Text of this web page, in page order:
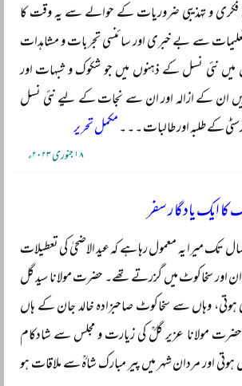
و تہذیبی ضروریات کے حوالے سے یہ وقت کا
سے بے خبری اور سائنسی تجربات و مشاہدات
نئی نسل کے ذہنوں میں جو شکوک و شبہات اور
ان کے ازالہ اور ان سے نجات کے لیے نئی نسل
کے طلبہ اور طالبات ۔ ۔ ۔ مکمل تحریر
۱۸ جنوری ۲۰۲۳ء
کا ایک یادگار سفر
میرا یہ معمول رہا ہے کہ عید الاضحیٰ کی تعطیلات
اور سخاکوٹ میں گزرتے تھے۔ حضرت مولانا سید گل
وہاں سے سخاکوٹ صاحبزادہ خالد جان کے ہاں
مولانا عزیر گلؒ کی زیارت و مجلس سے شادکام
اور مردان شہر میں پیر مبارک شاہؒ سے ملاقات ہو